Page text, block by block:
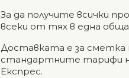
За да получите всички
всеки от тях в една
Доставката е за сметка
стандартните тарифи
Експрес.